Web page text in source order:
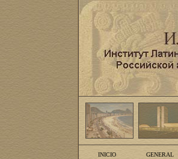
INICIO GENERAL